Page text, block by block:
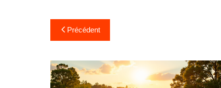
Navigation
de
l’article
Précédent